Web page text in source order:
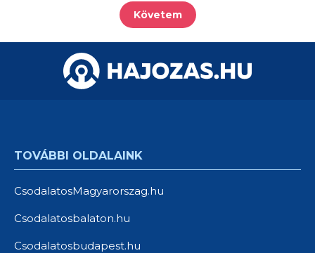
Követem
TOVÁBBI OLDALAINK
CsodalatosMagyarorszag.hu
Csodalatosbalaton.hu
Csodalatosbudapest.hu